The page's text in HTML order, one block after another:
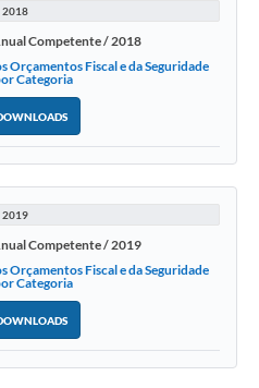
2018
Competente / 2018
Orçamentos Fiscal e da Seguridade
Categoria
2019
Competente / 2019
Orçamentos Fiscal e da Seguridade
Categoria